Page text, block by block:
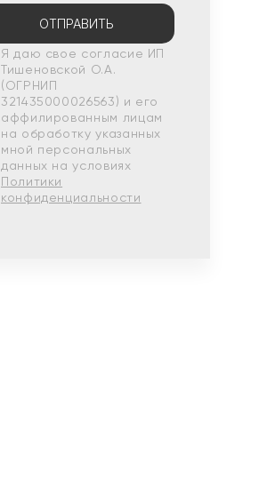
ОТПРАВИТЬ
Я даю свое согласие ИП
Тишеновской О.А.
(ОГРНИП
321435000026563) и его
аффилированным лицам
на обработку указанных
мной персональных
данных на условиях
Политики
конфиденциальности